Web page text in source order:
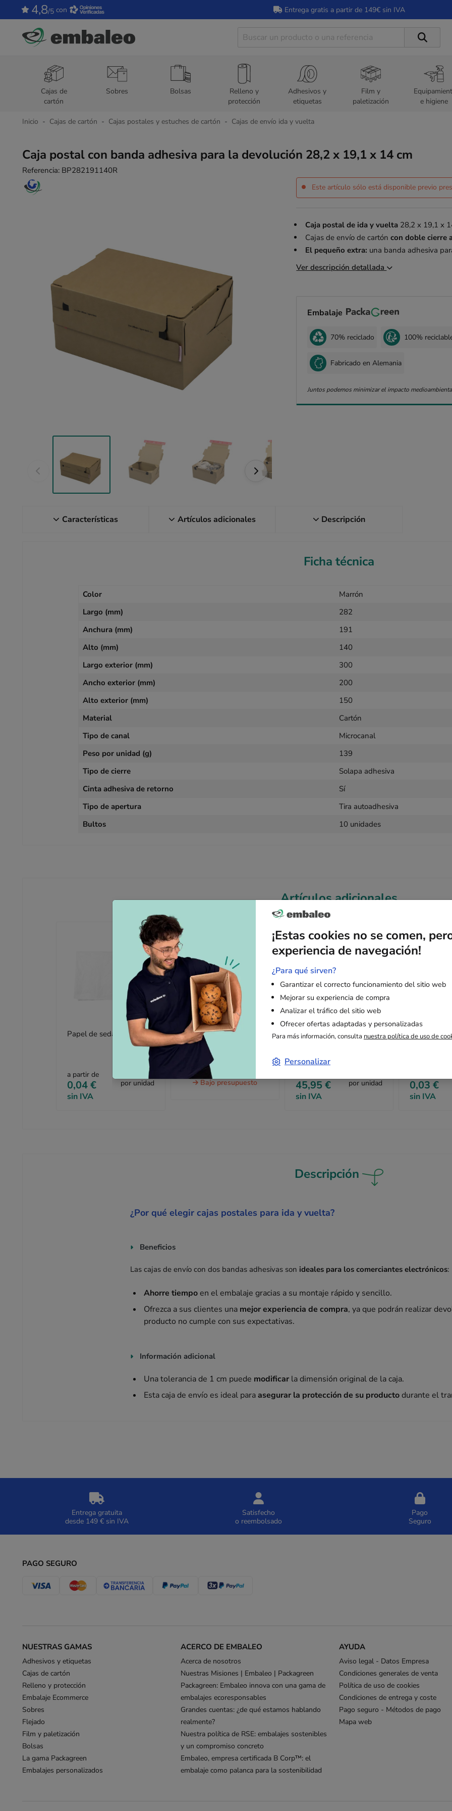
4,8/5 con Entrega gratis a partir de 149€ sin IVA
Cajas de
cartón
Sobres Bolsas
Relleno y
protección
Adhesivos y
etiquetas
Film y
paletización
e higiene
Inicio Cajas de cartón Cajas postales y estuches de cartón Cajas de envío ida y vuelta
Caja postal con banda adhesiva para la devolución 28,2 x 19,1 x 14 cm
Referencia: BP282191140R
Este artículo sólo está disponible previo
Caja postal de ida y vuelta28,2 x 19,1 x
Cajas de envío de cartón con doble cierre
El pequeño extra: una banda adhesiva
Ver descripción detallada
Embalaje
70% reciclado 100%
Fabricado en Alemania
Juntos podemos minimizar el impacto
Características Artículos adicionales Descripción
Ficha técnica
Color
Marrón
Largo (mm)
282
Anchura (mm)
191
Alto (mm)
140
Largo exterior (mm)
300
Ancho exterior (mm)
200
Alto exterior (mm)
150
Material
Cartón
Tipo de canal
Microcanal
Peso por unidad (g)
139
Tipo de cierre
Solapa adhesiva
Cinta adhesiva de retorno
Sí
Tipo de apertura
Tira autoadhesiva
Bultos
10 unidades
Artículos adicionales
Papel de seda blanco
a partir de
0,04 €
sin IVA
por unidad
Plástico de burbujas 100
cm x 50 m
Bajo presupuesto
Relleno de color
5/5 1 opiniones
45,95 €
sin IVA
por unidad
Bolsa
0,03 €
sin IVA
Descripción
¿Por qué elegir cajas postales para ida y vuelta?
Beneficios
Las cajas de envío con dos bandas adhesivas son ideales para los comerciantes electrónicos:
Ahorre tiempoen el embalaje gracias a su montaje rápido y sencillo.
Ofrezca a sus clientes una mejor experiencia de compra, ya que podrán realizar
producto no cumple con sus expectativas.
Información adicional
Una tolerancia de 1 cm puede modificar la dimensión original de la caja.
Esta caja de envío es ideal paraasegurar la protección de su productodurante el
Entrega gratuita
desde 149 € sin IVA
Satisfecho
o reembolsado
Pago
Seguro
PAGO SEGURO
NUESTRAS GAMAS
Adhesivos y etiquetas
Cajas de cartón
Relleno y protección
Embalaje Ecommerce
Sobres
Flejado
Film y paletización
Bolsas
La gama Packagreen
Embalajes personalizados
ACERCO DE EMBALEO
Acerca de nosotros
Nuestras Misiones | Embaleo | Packagreen
Packagreen: Embaleo innova con una gama de
embalajes ecoresponsables
Grandes cuentas: ¿de qué estamos hablando
realmente?
Nuestra política de RSE: embalajes sostenibles
y un compromiso concreto
Embaleo, empresa certificada B Corp™: el
embalaje como palanca para la sostenibilidad
AYUDA
Aviso legal - Datos Empresa
Condiciones generales de venta
Política de uso de cookies
Condiciones de entrega y coste
Pago seguro - Métodos de pago
Mapa web
¡Estas cookies no se comen,
experiencia de navegación!
¿Para qué sirven?
Garantizar el correcto funcionamiento del sitio web
Mejorar su experiencia de compra
Analizar el tráfico del sitio web
Ofrecer ofertas adaptadas y personalizadas
Para más información, consulta nuestra política de uso de
Personalizar